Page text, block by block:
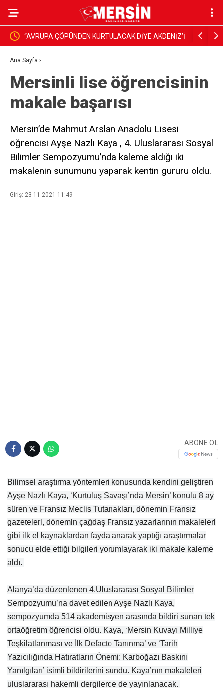
“AVRUPA ÇÖPÜNDEN KURTULACAK DİYE AKDENİZ’İ
FEDA EDEMEZSİNİZ!”
Ana Sayfa ›
Mersinli lise öğrencisinin
makale başarısı
Mersin’de Mahmut Arslan Anadolu Lisesi
öğrencisi Ayşe Nazlı Kaya , 4. Uluslararası Sosyal
Bilimler Sempozyumu’nda kaleme aldığı iki
makalenin sunumunu yaparak kentin gururu oldu.
Giriş: 23-11-2021 11:49
ABONE OL
Bilimsel araştırma yöntemleri konusunda kendini geliştiren
Ayşe Nazlı Kaya, ‘Kurtuluş Savaşı’nda Mersin’ konulu 8 ay
süren ve Fransız Meclis Tutanakları, dönemin Fransız
gazeteleri, dönemin çağdaş Fransız yazarlarının makaleleri
gibi ilk el kaynaklardan faydalanarak yaptığı araştırmalar
sonucu elde ettiği bilgileri yorumlayarak iki makale kaleme
aldı.
Alanya’da düzenlenen 4.Uluslararası Sosyal Bilimler
Sempozyumu’na davet edilen Ayşe Nazlı Kaya,
sempozyumda 514 akademisyen arasında bildiri sunan tek
ortaöğretim öğrencisi oldu. Kaya, ‘Mersin Kuvayı Milliye
Teşkilatlanması ve İlk Defacto Tanınma’ ve ‘Tarih
Yazıcılığında Hatıratların Önemi: Karboğazı Baskını
Yanılgıları’ isimli bildirilerini sundu. Kaya’nın makaleleri
uluslararası hakemli dergilerde de yayınlanacak.